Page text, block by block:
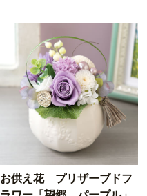
お供え花 プリザーブドフ